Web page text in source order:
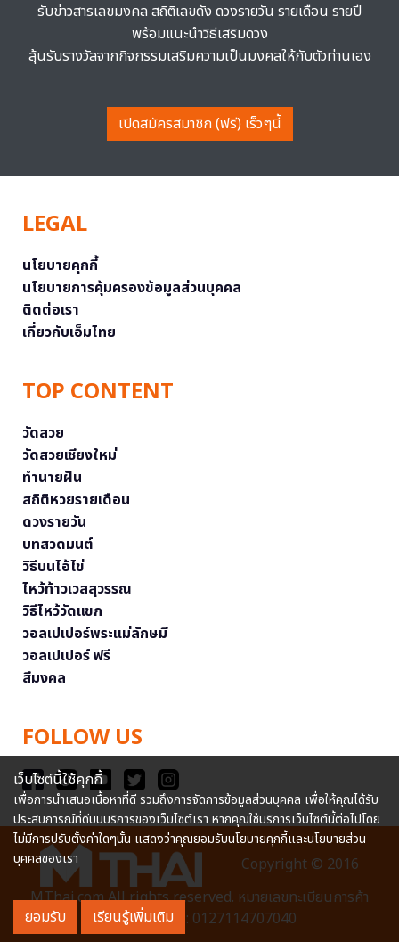
รับข่าวสารเลขมงคล สถิติเลขดัง ดวงรายวัน รายเดือน รายปี
พร้อมแนะนำวิธีเสริมดวง
ลุ้นรับรางวัลจากกิจกรรมเสริมความเป็นมงคลให้กับตัวท่านเอง
เปิดสมัครสมาชิก (ฟรี) เร็วๆนี้
LEGAL
นโยบายคุกกี้
นโยบายการคุ้มครองข้อมูลส่วนบุคคล
ติดต่อเรา
เกี่ยวกับเอ็มไทย
TOP CONTENT
วัดสวย
วัดสวยเชียงใหม่
ทำนายฝัน
สถิติหวยรายเดือน
ดวงรายวัน
บทสวดมนต์
วิธีบนไอ้ไข่
ไหว้ท้าวเวสสุวรรณ
วิธีไหว้วัดแขก
วอลเปเปอร์พระแม่ลักษมี
วอลเปเปอร์ ฟรี
สีมงคล
FOLLOW US
Copyright © 2016
MThai.com All rights reserved. หมายเลขทะเบียนการค้า
อิเล็กทรอนิกส์ : 0127114707040
เว็บไซต์นี้ใช้คุกกี้
เพื่อการนำเสนอเนื้อหาที่ดี รวมถึงการจัดการข้อมูลส่วนบุคคล เพื่อให้คุณได้รับ
ประสบการณ์ที่ดีบนบริการของเว็บไซต์เรา หากคุณใช้บริการเว็บไซต์นี้ต่อไปโดย
ไม่มีการปรับตั้งค่าใดๆนั้น แสดงว่าคุณยอมรับนโยบายคุกกี้และนโยบายส่วน
บุคคลของเรา
ยอมรับ เรียนรู้เพิ่มเติม